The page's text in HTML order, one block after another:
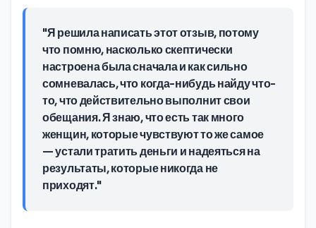
"Я решила написать этот отзыв, потому
что помню, насколько скептически
настроена была сначала и как сильно
сомневалась, что когда-нибудь найду что-
то, что действительно выполнит свои
обещания. Я знаю, что есть так много
женщин, которые чувствуют то же самое
— устали тратить деньги и надеяться на
результаты, которые никогда не
приходят."